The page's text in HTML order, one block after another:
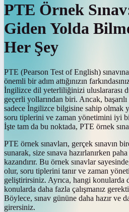
PTE Örnek
Giden Yolda
Her Şey
PTE (Pearson Test of English)
önemli bir adım attığınızın
İngilizce dil yeterliliğinizi uluslararası
geçerli yollarından biri. Ancak,
sadece İngilizce bilgisine sahip olmak
soru tiplerini ve zaman yönetimini iyi
İşte tam da bu noktada, PTE örnek
PTE örnek sınavları, gerçek sınavın
sunarak, size sınava hazırlanırken
kazandırır. Bu örnek sınavlar
olur, soru tiplerini tanır ve zaman
geliştirirsiniz. Ayrıca, hangi konularda
konularda daha fazla çalışmanız
Böylece, sınav gününe daha hazır ve
girersiniz.